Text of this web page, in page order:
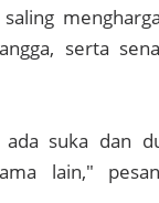
serta
suka dan
lain,"